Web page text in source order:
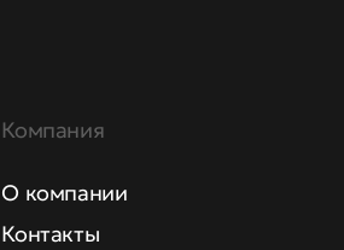
Компания
О компании
Контакты